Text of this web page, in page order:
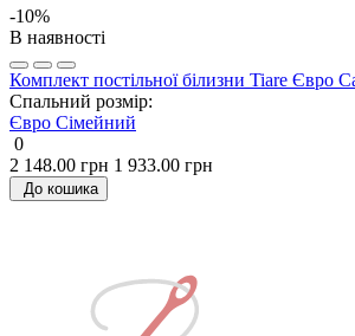
-10%
В наявності
Комплект постільної білизни Tiare Євро
Спальний розмір:
Євро Сімейний
0
2 148.00 грн 1 933.00 грн
До кошика